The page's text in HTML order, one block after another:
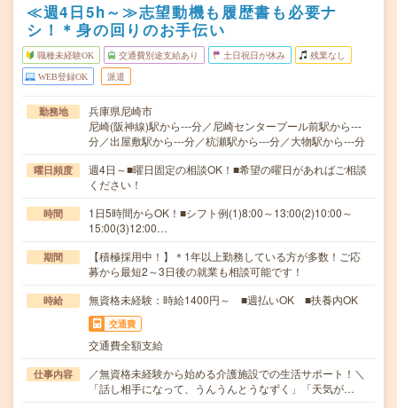
≪週4日5h～≫志望動機も履歴書も必要ナ
シ！＊身の回りのお手伝い
職種未経験OK 交通費別途支給あり 土日祝日が休み 残業なし
WEB登録OK 派遣
勤務地
兵庫県尼崎市
尼崎(阪神線)駅から---分／尼崎センタープール前駅から---
分／出屋敷駅から---分／杭瀬駅から---分／大物駅から---分
曜日頻度
週4日～■曜日固定の相談OK！■希望の曜日があればご相談
ください！
時間
1日5時間からOK！■シフト例(1)8:00～13:00(2)10:00～
15:00(3)12:00…
期間
【積極採用中！】＊1年以上勤務している方が多数！ご応
募から最短2～3日後の就業も相談可能です！
時給 無資格未経験：時給1400円～ ■週払いOK ■扶養内OK
交通費
交通費全額支給
仕事内容
／無資格未経験から始める介護施設での生活サポート！＼
「話し相手になって、うんうんとうなずく」「天気が…